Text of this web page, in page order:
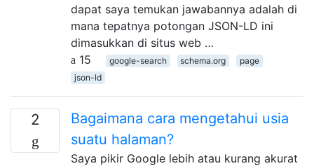
dapat saya temukan jawabannya adalah di
mana tepatnya potongan JSON-LD ini
dimasukkan di situs web …
15
google-search schema.org
page
json-ld
2
Bagaimana cara mengetahui usia
suatu halaman?
Saya pikir Google lebih atau kurang akurat